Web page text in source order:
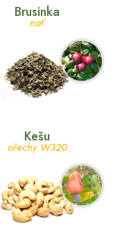
Brusinka
nať
Kešu
ořechy W320